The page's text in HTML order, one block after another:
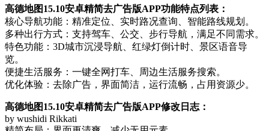
高德地图15.10安卓精简去广告版APP功能特点列表：
核心导航功能：精准定位、实时路况查询、智能路线规划。
多种出行方式：支持驾车、公交、步行导航，满足不同需求。
特色功能：3D城市沉浸导航、红绿灯倒计时、景区语音导
览。
便捷生活服务：一键全网打车、周边生活服务搜索。
优化体验：去除广告，界面简洁，运行流畅，占用资源少。
高德地图15.10安卓精简去广告版APP修改日志：
by wushidi Rikkati